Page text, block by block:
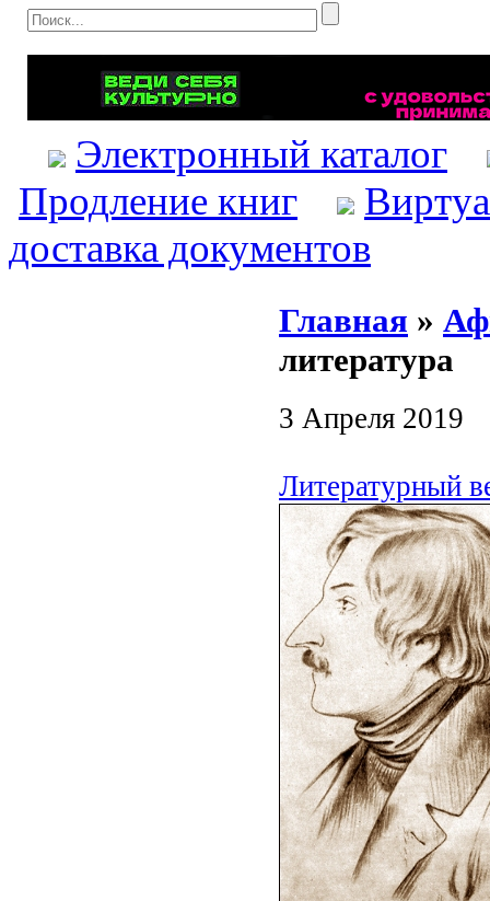
Электронный каталог
Продление книг
доставка документов
Главная »
литература
3 Апреля 2019
Литературный